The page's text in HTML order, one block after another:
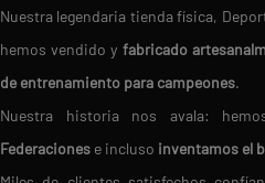
Nuestra legendaria tienda física,
hemos vendido y fabricado
de entrenamiento para campeones.
Nuestra historia nos avala:
Federaciones e incluso inventamos el